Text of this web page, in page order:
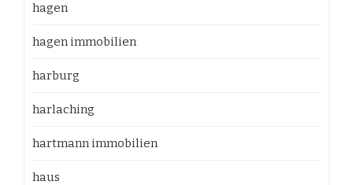
hagen
hagen immobilien
harburg
harlaching
hartmann immobilien
haus